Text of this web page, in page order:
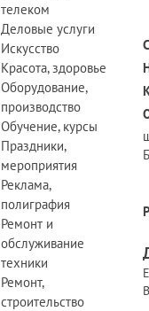
телеком
Деловые услуги
Искусство
Красота, здоровье
Оборудование,
производство
Обучение, курсы
Праздники,
мероприятия
Реклама,
полиграфия
Ремонт и
обслуживание
техники
Ремонт,
строительство